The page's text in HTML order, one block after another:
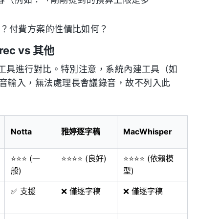
付費方案的性價比如何？
vs 其他
進行對比。特別注意，系統內建工具（如
輸入，無法處理長會議錄音，故不列入此
Notta 雅婷逐字稿 MacWhisper
⭐⭐⭐ (一
般)
⭐⭐⭐⭐ (良好)
⭐⭐⭐⭐ (依賴模
型)
✅ 支援 ❌ 僅逐字稿 ❌ 僅逐字稿